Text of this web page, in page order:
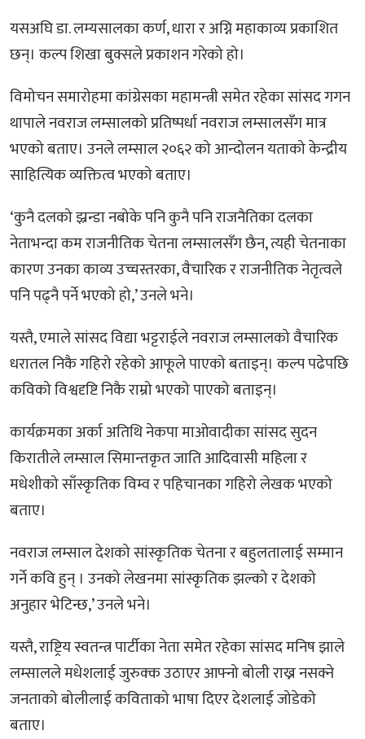
यसअघि डा. लम्यसालका कर्ण, धारा र अग्नि महाकाव्य प्रकाशित
छन्। कल्प शिखा बुक्सले प्रकाशन गरेको हो।
विमोचन समारोहमा कांग्रेसका महामन्त्री समेत रहेका सांसद गगन
थापाले नवराज लम्सालको प्रतिष्पर्धा नवराज लम्सालसँग मात्र
भएको बताए। उनले लम्साल २०६२ को आन्दोलन यताको केन्द्रीय
साहित्यिक व्यक्तित्व भएको बताए।
‘कुनै दलको झ्रन्डा नबोके पनि कुनै पनि राजनैतिका दलका
नेताभन्दा कम राजनीतिक चेतना लम्सालसँग छैन, त्यही चेतनाका
कारण उनका काव्य उच्चस्तरका, वैचारिक र राजनीतिक नेतृत्वले
पनि पढ्नै पर्ने भएको हो,’ उनले भने।
यस्तै, एमाले सांसद विद्या भट्टराईले नवराज लम्सालको वैचारिक
धरातल निकै गहिरो रहेको आफूले पाएको बताइन्। कल्प पढेपछि
कविको विश्वदृष्टि निकै राम्रो भएको पाएको बताइन्।
कार्यक्रमका अर्का अतिथि नेकपा माओवादीका सांसद सुदन
किरातीले लम्साल सिमान्तकृत जाति आदिवासी महिला र
मधेशीको साँस्कृतिक विम्व र पहिचानका गहिरो लेखक भएको
बताए।
नवराज लम्साल देशको सांस्कृतिक चेतना र बहुलतालाई सम्मान
गर्ने कवि हुन् । उनको लेखनमा सांस्कृतिक झल्को र देशको
अनुहार भेटिन्छ,’ उनले भने।
यस्तै, राष्ट्रिय स्वतन्त्र पार्टीका नेता समेत रहेका सांसद मनिष झाले
लम्सालले मधेशलाई जुरुक्क उठाएर आफ्नो बोली राख्न नसक्ने
जनताको बोलीलाई कविताको भाषा दिएर देशलाई जोडेको
बताए।